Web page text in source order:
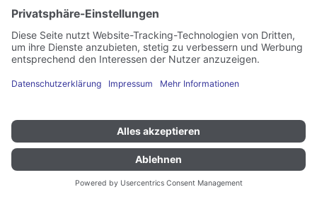
Funktion
BASIC LINE W-4